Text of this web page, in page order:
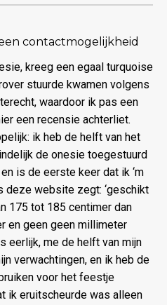
contactmogelijkheid
kreeg een egaal turquoise
stuurde kwamen volgens
waardoor ik pas een
een recensie achterliet.
ik heb de helft van het
de onesie toegestuurd
is de eerste keer dat ik ‘m
deze website zegt: ‘geschikt
175 tot 185 centimer dan
en geen geen millimeter
eerlijk, me de helft van mijn
verwachtingen, en ik heb de
voor het feestje
ik eruitscheurde was alleen